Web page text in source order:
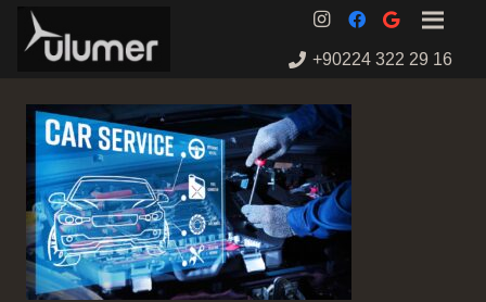
+90224 322 29 16